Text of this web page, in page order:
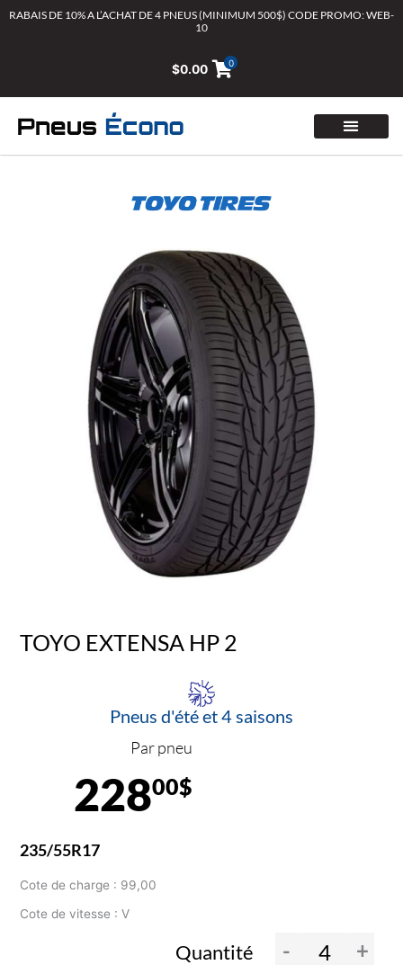
AllerRABAIS DE 10% A L’ACHAT DE 4 PNEUS (MINIMUM 500$) CODE PROMO: WEB-
10
$0.00 0
TOYO EXTENSA HP 2
Pneus d'été et 4 saisons
Par pneu
22800$
235/55R17
Cote de charge : 99,00
Cote de vitesse : V
Quantité - +